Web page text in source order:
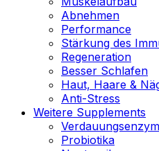
Abnehmen
Performance
Stärkung des
Regeneration
Besser Schlafen
Haut, Haare &
Anti-Stress
Weitere Supplements
Probiotika